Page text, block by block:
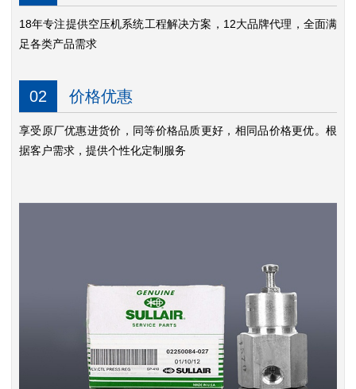
18年专注提供空压机系统工程解决方案，12大品牌代理，全面满
足各类产品需求
02 价格优惠
享受原厂优惠进货价，同等价格品质更好，相同品价格更优。根
据客户需求，提供个性化定制服务